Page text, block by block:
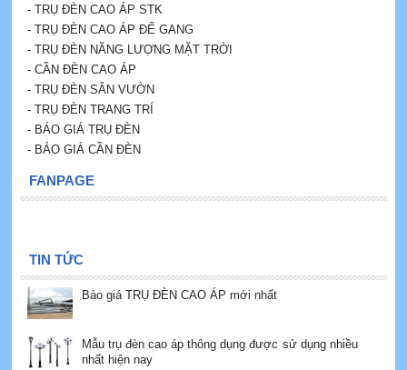
- TRỤ ĐÈN CAO ÁP STK
- TRỤ ĐÈN CAO ÁP ĐẾ GANG
- TRỤ ĐÈN NĂNG LƯỢNG MẶT TRỜI
-CẦN ĐÈN CAO ÁP
- TRỤ ĐÈN SÂN VƯỜN
- TRỤ ĐÈN TRANG TRÍ
- BÁO GIÁ TRỤ ĐÈN
- BÁO GIÁ CẦN ĐÈN
FANPAGE
TIN TỨC
Báo giá TRỤ ĐÈN CAO ÁP mới nhất
Mẫu trụ đèn cao áp thông dụng được sử dụng nhiều
nhất hiện nay